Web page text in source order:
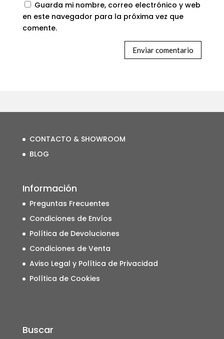
Guarda mi nombre, correo electrónico y web
en este navegador para la próxima vez que
comente.
CONTACTO & SHOWROOM
BLOG
Información
Preguntas Frecuentes
Condiciones de Envíos
Política de Devoluciones
Condiciones de Venta
Aviso Legal y Política de Privacidad
Política de Cookies
Buscar